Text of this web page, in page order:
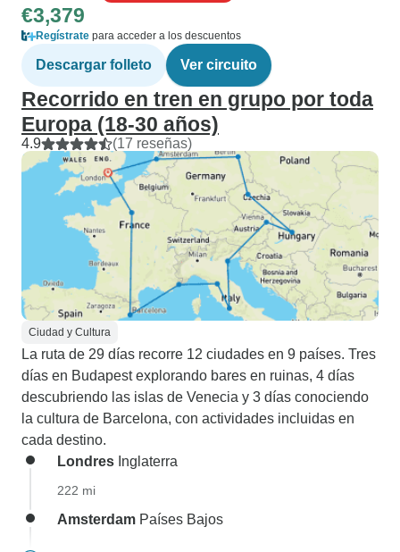
€3,379
Regístrate para acceder a los descuentos
Descargar folleto Ver circuito
Recorrido en tren en grupo por toda
Europa (18-30 años)
4.9 (17 reseñas)
Ciudad y Cultura
La ruta de 29 días recorre 12 ciudades en 9 países. Tres
días en Budapest explorando bares en ruinas, 4 días
descubriendo las islas de Venecia y 3 días conociendo
la cultura de Barcelona, con actividades incluidas en
cada destino.
Londres Inglaterra
222 mi
Amsterdam Países Bajos